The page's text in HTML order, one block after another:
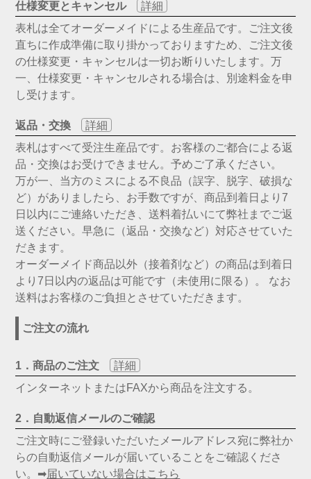
仕様変更とキャンセル
詳細
表札は全てオーダーメイドによる生産品です。ご注文後
直ちに作成準備に取り掛かっておりますため、ご注文後
の仕様変更・キャンセルは一切お断りいたします。万
一、仕様変更・キャンセルされる場合は、別途料金を申
し受けます。
返品・交換
詳細
表札はすべて受注生産品です。お客様のご都合による返
品・交換はお受けできません。予めご了承ください。
万が一、当方のミスによる不良品（誤字、脱字、破損な
ど）がありましたら、お手数ですが、商品到着日より7
日以内にご連絡いただき、送料着払いにて弊社までご返
送ください。早急に（返品・交換など）対応させていた
だきます。
オーダーメイド商品以外（接着剤など）の商品は到着日
より7日以内の返品は可能です（未使用に限る）。 なお
送料はお客様のご負担とさせていただきます。
ご注文の流れ
1．商品のご注文
詳細
インターネットまたはFAXから商品を注文する。
2．自動返信メールのご確認
ご注文時にご登録いただいたメールアドレス宛に弊社か
らの自動返信メールが届いていることをご確認くださ
い。➡届いていない場合はこちら